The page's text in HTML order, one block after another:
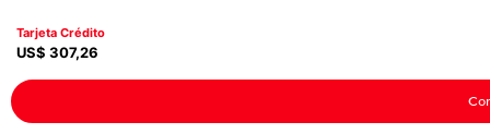
Tarjeta Crédito
US$ 307,26